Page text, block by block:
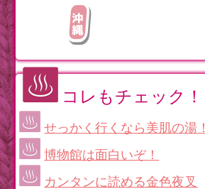
コレもチェック！
せっかく行くなら美肌の湯！
博物館は面白いぞ！
カンタンに読める金色夜叉